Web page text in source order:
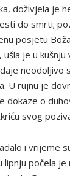
doživjela je
do smrti;
posjetu
je u
neodoljivo
U rujnu je
dokaze o
svog
i vrijeme
počela je